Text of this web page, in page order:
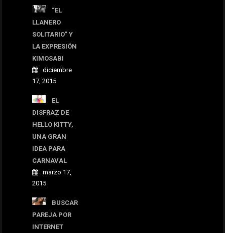
“EL
LLANERO
SOLITARIO” Y
LA EXPRESIÓN
KIMOSABI
diciembre
17, 2015
EL
DISFRAZ DE
HELLO KITTY,
UNA GRAN
IDEA PARA
CARNAVAL
marzo 17,
2015
BUSCAR
PAREJA POR
INTERNET